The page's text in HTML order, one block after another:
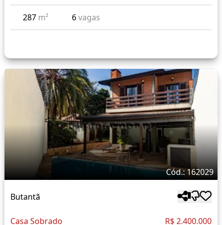
287 m² 6vagas
Cód.: 162029
Butantã
Casa Sobrado R$ 2.400.000